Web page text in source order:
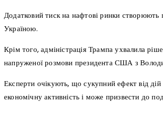
Додатковий тиск на нафтові ринки створюють
Україною.
Крім того, адміністрація Трампа ухвалила
напруженої розмови президента США з
Експерти очікують, що сукупний ефект від
економічну активність і може призвести до